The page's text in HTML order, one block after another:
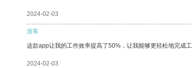
2024-02-03
游客
这款app让我的工作效率提高了50%，让我能够更轻松地完成
2024-02-03